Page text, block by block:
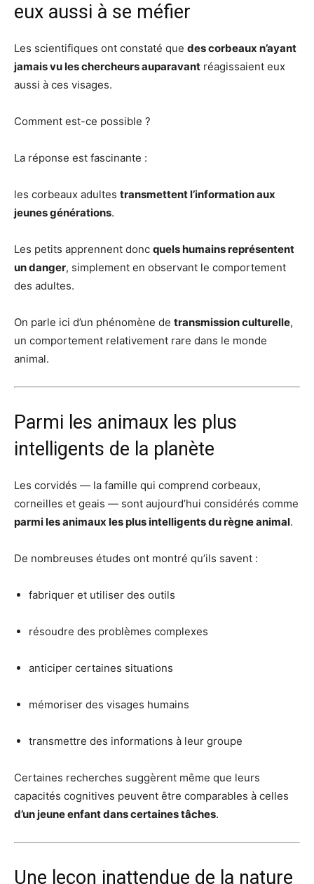
eux aussi à se méfier
Les scientifiques ont constaté que des corbeaux n’ayant
jamais vu les chercheurs auparavant réagissaient eux
aussi à ces visages.
Comment est-ce possible ?
La réponse est fascinante :
les corbeaux adultes transmettent l’information aux
jeunes générations.
Les petits apprennent donc quels humains représentent
un danger, simplement en observant le comportement
des adultes.
On parle ici d’un phénomène de transmission culturelle,
un comportement relativement rare dans le monde
animal.
Parmi les animaux les plus
intelligents de la planète
Les corvidés — la famille qui comprend corbeaux,
corneilles et geais — sont aujourd’hui considérés comme
parmi les animaux les plus intelligents du règne animal.
De nombreuses études ont montré qu’ils savent :
fabriquer et utiliser des outils
résoudre des problèmes complexes
anticiper certaines situations
mémoriser des visages humains
transmettre des informations à leur groupe
Certaines recherches suggèrent même que leurs
capacités cognitives peuvent être comparables à celles
d’un jeune enfant dans certaines tâches.
Une leçon inattendue de la nature